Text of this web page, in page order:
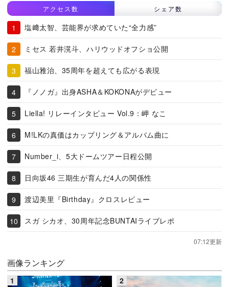
アクセス数 シェア数
塩﨑太智、芸能界が求めていた“全力感”
ミセス 若井滉斗、ハリウッドオフショ公開
福山雅治、35周年を超えても広がる表現
『ノノガ』出身ASHA＆KOKONAがデビュー
Liella! リレーインタビュー Vol.9：岬 なこ
M!LKの真価はカップリング＆アルバム曲に
Number_i、5大ドームツアー日程公開
日向坂46 三期生が育んだ4人の関係性
渡辺美里『Birthday』クロスレビュー
スガ シカオ、30周年記念BUNTAIライブレポ
07:12更新
画像ランキング